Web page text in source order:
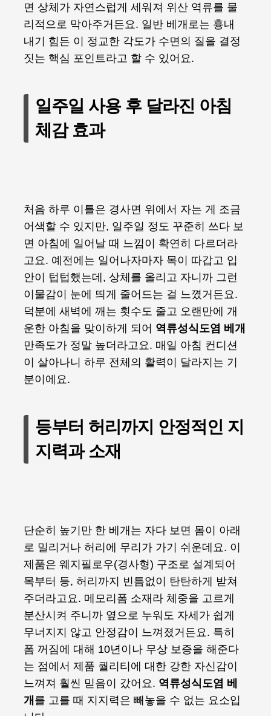
면 상체가 자연스럽게 세워져 위산 역류를 물
리적으로 막아주거든요. 일반 베개로는 흉내
내기 힘든 이 정교한 각도가 수면의 질을 결정
짓는 핵심 포인트라고 할 수 있어요.
일주일 사용 후 달라진 아침
체감 효과
처음 하루 이틀은 경사면 위에서 자는 게 조금
어색할 수 있지만, 일주일 정도 꾸준히 쓰다 보
면 아침에 일어날 때 느낌이 확연히 다르더라
고요. 예전에는 일어나자마자 목이 따갑고 입
안이 텁텁했는데, 상체를 올리고 자니까 그런
이물감이 눈에 띄게 줄어드는 걸 느꼈거든요.
덕분에 새벽에 깨는 횟수도 줄고 오랜만에 개
운한 아침을 맞이하게 되어 역류성식도염 베개
만족도가 정말 높더라고요. 매일 아침 컨디션
이 살아나니 하루 전체의 활력이 달라지는 기
분이에요.
등부터 허리까지 안정적인 지
지력과 소재
단순히 높기만 한 베개는 자다 보면 몸이 아래
로 밀리거나 허리에 무리가 가기 쉬운데요. 이
제품은 웨지필로우(경사형) 구조로 설계되어
목부터 등, 허리까지 빈틈없이 탄탄하게 받쳐
주더라고요. 메모리폼 소재라 체중을 고르게
분산시켜 주니까 옆으로 누워도 자세가 쉽게
무너지지 않고 안정감이 느껴졌거든요. 특히
폼 꺼짐에 대해 10년이나 무상 보증을 해준다
는 점에서 제품 퀄리티에 대한 강한 자신감이
느껴져 훨씬 믿음이 갔어요. 역류성식도염 베
개 를 고를 때 지지력은 빼놓을 수 없는 요소입